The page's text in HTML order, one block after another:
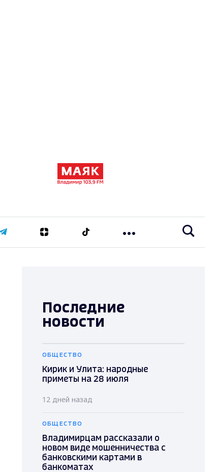
Последние
новости
ОБЩЕСТВО
Кирик и Улита: народные
приметы на 28 июля
12 дней назад
ОБЩЕСТВО
Владимирцам рассказали о
новом виде мошенничества с
банковскими картами в
банкоматах